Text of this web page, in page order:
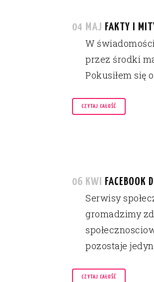
04 MAJ FAKTY I
W
przez środki
Pokusiłem się
CZYTAJ CAŁOŚĆ
06 KWI FACEBOOK
Serwisy
gromadzimy
pozostaje
CZYTAJ CAŁOŚĆ